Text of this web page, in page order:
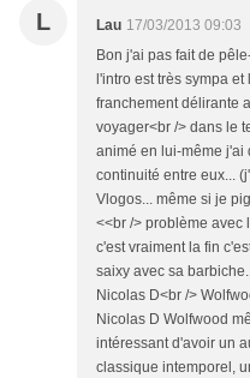
L Lau 17/03/2013 09:03
Bon j'ai pas fait de
l'intro est très sympa
franchement délirante
voyager<br /> dans le
animé en lui-même j'ai
continuité entre eux...
Vlogos... même si je
<<br /> problème avec
c'est vraiment la fin
saixy avec sa
Nicolas D<br />
Nicolas D Wolfwood
intéressant d'avoir un
classique intemporel,